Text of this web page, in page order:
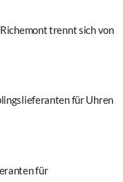
trennt sich von
für Uhren
für